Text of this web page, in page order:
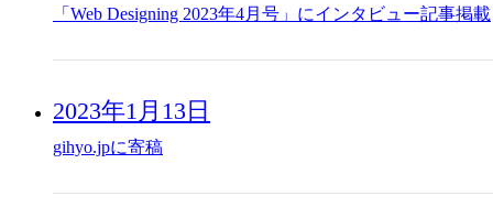
「Web Designing 2023年4月号」にインタビュー記事掲載
2023年1月13日
gihyo.jpに寄稿